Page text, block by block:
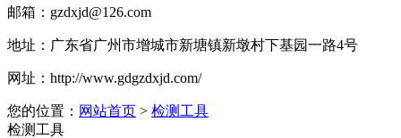
邮箱： gzdxjd@126.com
地址： 广东省广州市增城市新塘镇新墩村下基园一路4号
网址： http://www.gdgzdxjd.com/
您的位置： 网站首页 > 检测工具
检测工具